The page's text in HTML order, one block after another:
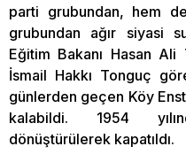
parti grubundan, hem
grubundan ağır siyasi
Eğitim Bakanı Hasan
İsmail Hakkı Tonguç
günlerden geçen Köy
kalabildi. 1954
dönüştürülerek kapatıldı.